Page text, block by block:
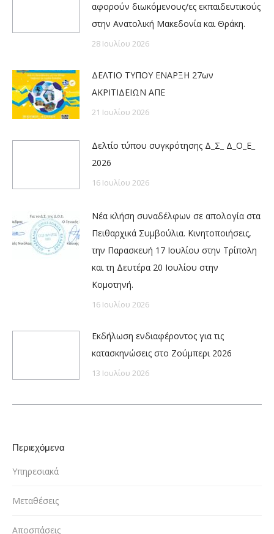
αφορούν διωκόμενους/ες εκπαιδευτικούς
στην Ανατολική Μακεδονία και Θράκη.
28 Ιουλίου 2026
ΔΕΛΤΙΟ ΤΥΠΟΥ ΕΝΑΡΞΗ 27ων
ΑΚΡΙΤΙΔΕΙΩΝ ΑΠΕ
21 Ιουλίου 2026
Δελτίο τύπου συγκρότησης Δ_Σ_ Δ_Ο_Ε_
2026
16 Ιουλίου 2026
Νέα κλήση συναδέλφων σε απολογία στα
Πειθαρχικά Συμβούλια. Κινητοποιήσεις,
την Παρασκευή 17 Ιουλίου στην Τρίπολη
και τη Δευτέρα 20 Ιουλίου στην
Κομοτηνή.
16 Ιουλίου 2026
Εκδήλωση ενδιαφέροντος για τις
κατασκηνώσεις στο Ζούμπερι 2026
13 Ιουλίου 2026
Περιεχόμενα
Υπηρεσιακά
Μεταθέσεις
Αποσπάσεις